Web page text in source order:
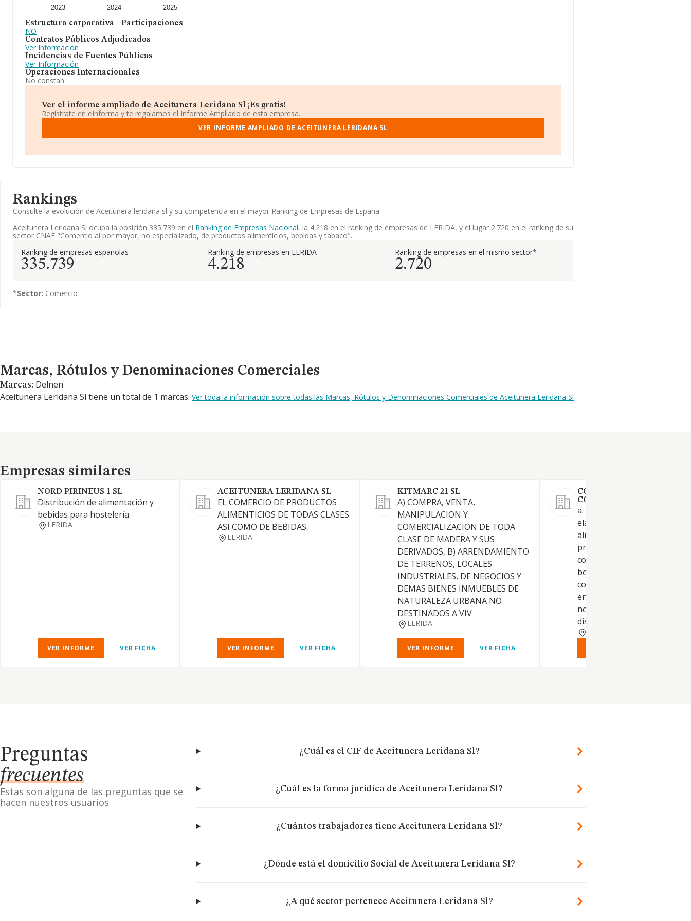
2023 2024 2025
Estructura corporativa - Participaciones
NO
Contratos Públicos Adjudicados
Ver Información
Incidencias de Fuentes Públicas
Ver Información
Operaciones Internacionales
No constan
Ver el informe ampliado de Aceitunera Leridana Sl ¡Es gratis!
Regístrate en eInforma y te regalamos el Informe Ampliado de esta empresa.
VER INFORME AMPLIADO DE ACEITUNERA LERIDANA SL
Rankings
Consulte la evolución de Aceitunera leridana sl y su competencia en el mayor Ranking de Empresas de España
Aceitunera Leridana Sl ocupa la posición 335.739 en el Ranking de Empresas Nacional, la 4.218 en el ranking de empresas de LERIDA, y el lugar 2.720 en el ranking de su
sector CNAE "Comercio al por mayor, no especializado, de productos alimenticios, bebidas y tabaco".
Ranking de empresas españolas
335.739
Ranking de empresas en LERIDA
4.218
Ranking de empresas en el mismo sector*
2.720
*Sector: Comercio
Marcas, Rótulos y Denominaciones Comerciales
Marcas, Rótulos y Denominaciones Comerciales
Marcas: Delnen
Aceitunera Leridana Sl tiene un total de 1 marcas. Ver toda la información sobre todas las Marcas, Rótulos y Denominaciones Comerciales de Aceitunera Leridana Sl
Empresas similares
Empresas similares
NORD PIRINEUS 1 SL
Distribución de alimentación y
bebidas para hostelería.
LERIDA
VER INFORME VER FICHA
ACEITUNERA LERIDANA SL
EL COMERCIO DE PRODUCTOS
ALIMENTICIOS DE TODAS CLASES
ASI COMO DE BEBIDAS.
LERIDA
VER INFORME VER FICHA
KITMARC 21 SL
A) COMPRA, VENTA,
MANIPULACION Y
COMERCIALIZACION DE TODA
CLASE DE MADERA Y SUS
DERIVADOS, B) ARRENDAMIENTO
DE TERRENOS, LOCALES
INDUSTRIALES, DE NEGOCIOS Y
DEMAS BIENES INMUEBLES DE
NATURALEZA URBANA NO
DESTINADOS A VIV
LERIDA
VER INFORME VER FICHA
COPAN ALIMENTOS
CONGELADOS SL
a. La venta, distribución,
elaboración, manipulación y
almacenamiento de todo
productos alimenticios,
congelados y frescos (pan,
bollería, carne, verduras y
complementos de la
en general), bebidas
no alcohólicas. b. La venta y
distribución de maquinaria,
Preguntas
frecuentes
Estas son alguna de las preguntas que se
hacen nuestros usuarios
¿Cuál es el CIF de Aceitunera Leridana Sl?
¿Cuál es la forma jurídica de Aceitunera Leridana Sl?
¿Cuántos trabajadores tiene Aceitunera Leridana Sl?
¿Dónde está el domicilio Social de Aceitunera Leridana Sl?
¿A qué sector pertenece Aceitunera Leridana Sl?